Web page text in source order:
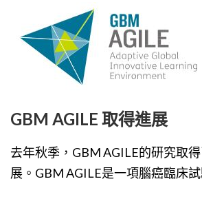
GBM AGILE 取得進展
去年秋季，GBM AGILE的研究取
展。GBM AGILE是一項腦癌臨床